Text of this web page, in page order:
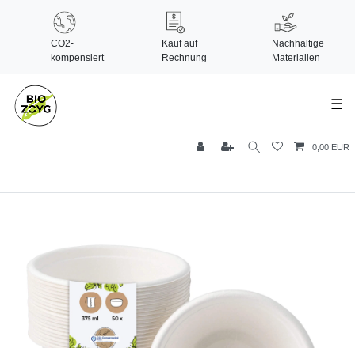
CO2-
kompensiert
Kauf auf
Rechnung
Nachhaltige
Materialien
☰
0,00 EUR